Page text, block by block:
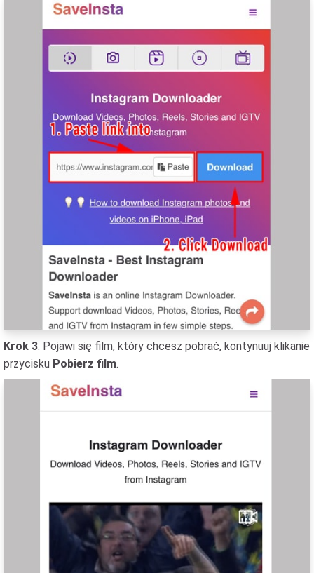
Krok 3: Pojawi się film, który chcesz pobrać, kontynuuj klikanie
przycisku Pobierz film.